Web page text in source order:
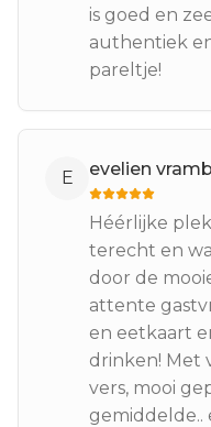
is goed en
authentiek
pareltje!
E evelien
Héérlijke
terecht en
door de
attente
en eetkaart
drinken! Met
vers, mooi